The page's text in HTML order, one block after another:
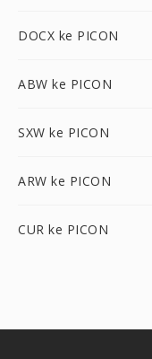
DOCX ke PICON
ABW ke PICON
SXW ke PICON
ARW ke PICON
CUR ke PICON